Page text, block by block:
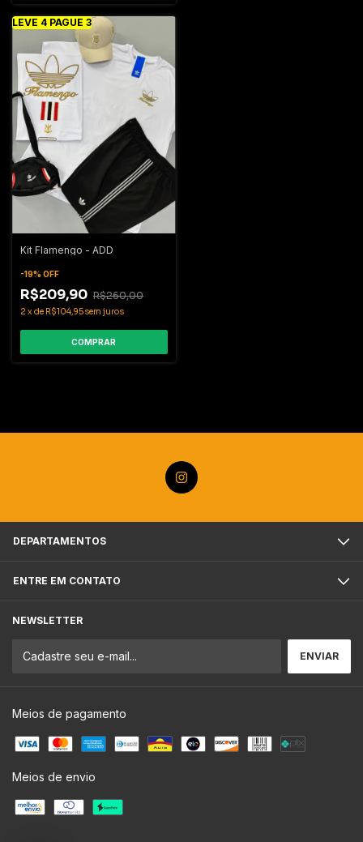
LEVE 4 PAGUE 3
Kit Flamengo - ADD
-19% OFF
R$209,90 R$260,00
2 xde R$104,95sem juros
COMPRAR
DEPARTAMENTOS
ENTRE EM CONTATO
NEWSLETTER
Meios de pagamento
Meios de envio